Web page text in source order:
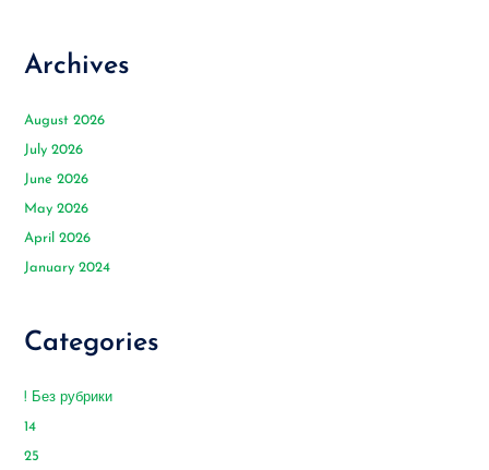
Archives
August 2026
July 2026
June 2026
May 2026
April 2026
January 2024
Categories
! Без рубрики
14
25